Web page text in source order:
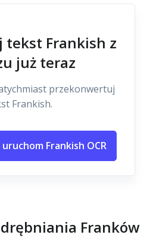
tekst Frankish z
już teraz
przekonwertuj
Frankish.
Frankish OCR
Franków